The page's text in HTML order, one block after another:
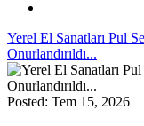
Yerel El Sanatları Pul
Onurlandırıldı...
Posted: Tem 15, 2026